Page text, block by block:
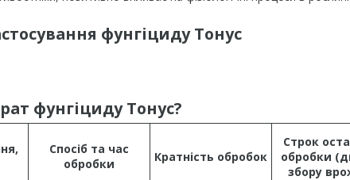
фунгіциду Тонус
фунгіциду Тонус?
Спосіб та час
обробки
Кратність обробок
Строк
обробки
збору